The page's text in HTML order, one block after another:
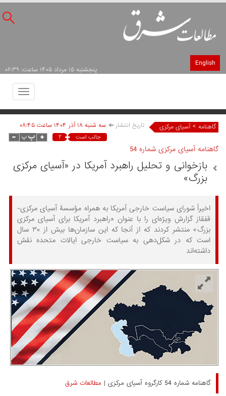
English
پنجشنبه ۱۵ مرداد ۱۴۰۵ ساعت: ۰۶:۳۹
Toggle
گاهنامه > آسیای مرکزی تاریخ انتشار سه شنبه ۱۸ آذر ۱۴۰۴ ساعت ۰۸:۴۵
جالب است ۲
گاهنامه آسیای مرکزی شماره 54
بازخوانی و تحلیل راهبرد آمریکا در «آسیای مرکزی
بزرگ»
اخیراً شورای سیاست خارجی آمریکا به همراه مؤسسۀ آسیای مرکزی-
قفقاز گزارش ویژه‌ای را با عنوان «راهبرد آمریکا برای آسیای مرکزی
بزرگ» منتشر کردند که از آنجا که این سازمان‌ها بیش از ۳۰ سال
است که در شکل‌دهی به سیاست خارجی ایالات متحده نقش
داشته‌اند
گاهنامه شماره 54 کارگروه آسیای مرکزی | مطالعات شرق